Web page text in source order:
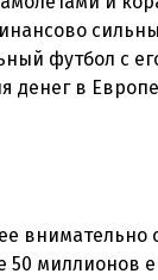
футбол с
50 миллионов